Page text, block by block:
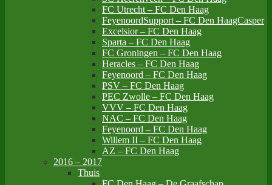
FC Utrecht – FC Den Haag
FeyenoordSupport – FC Den HaagCasper
Excelsior – FC Den Haag
Sparta – FC Den Haag
FC Groningen – FC Den Haag
Heracles – FC Den Haag
Feyenoord – FC Den Haag
PSV – FC Den Haag
PEC Zwolle – FC Den Haag
VVV – FC Den Haag
NAC – FC Den Haag
Feyenoord – FC Den Haag
Willem II – FC Den Haag
AZ – FC Den Haag
2016 – 2017
Thuis